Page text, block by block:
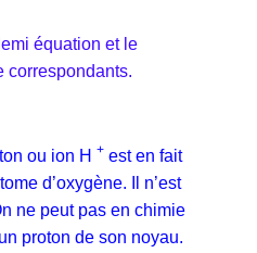
équation et le
correspondants.
ou ion H +est en fait
d’oxygène. Il n’est
ne peut pas en chimie
proton de son noyau.